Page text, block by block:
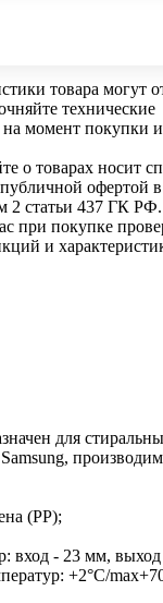
товара могут
технические
на момент покупки
о товарах носит
публичной офертой в
2 статьи 437 ГК РФ.
при покупке
и
для
(РР);
вход - 23 мм,
+2°С/